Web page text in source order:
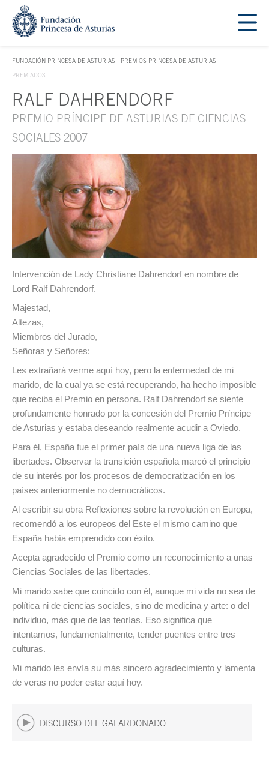
Saltar navegación. Ir directamente al contenido principal
FUNDACIÓN PRINCESA DE ASTURIAS
TECLA DE ACCESO 1
PREMIOS PRINCESA DE ASTURIAS
PREMIADOS
Contenido principal
RALF DAHRENDORF
PREMIO PRÍNCIPE DE ASTURIAS DE CIENCIAS
SOCIALES 2007
Intervención de Lady Christiane Dahrendorf en nombre de
Lord Ralf Dahrendorf.
Majestad,
Altezas,
Miembros del Jurado,
Señoras y Señores:
Les extrañará verme aquí hoy, pero la enfermedad de mi
marido, de la cual ya se está recuperando, ha hecho imposible
que reciba el Premio en persona. Ralf Dahrendorf se siente
profundamente honrado por la concesión del Premio Príncipe
de Asturias y estaba deseando realmente acudir a Oviedo.
Para él, España fue el primer país de una nueva liga de las
libertades. Observar la transición española marcó el principio
de su interés por los procesos de democratización en los
países anteriormente no democráticos.
Al escribir su obra Reflexiones sobre la revolución en Europa,
recomendó a los europeos del Este el mismo camino que
España había emprendido con éxito.
Acepta agradecido el Premio como un reconocimiento a unas
Ciencias Sociales de las libertades.
Mi marido sabe que coincido con él, aunque mi vida no sea de
política ni de ciencias sociales, sino de medicina y arte: o del
individuo, más que de las teorías. Eso significa que
intentamos, fundamentalmente, tender puentes entre tres
culturas.
Mi marido les envía su más sincero agradecimiento y lamenta
de veras no poder estar aquí hoy.
DISCURSO DEL GALARDONADO